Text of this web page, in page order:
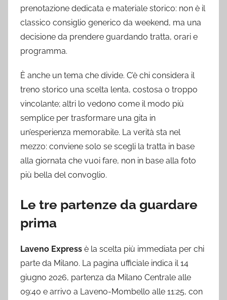
prenotazione dedicata e materiale storico: non è il
classico consiglio generico da weekend, ma una
decisione da prendere guardando tratta, orari e
programma.
È anche un tema che divide. C’è chi considera il
treno storico una scelta lenta, costosa o troppo
vincolante; altri lo vedono come il modo più
semplice per trasformare una gita in
un’esperienza memorabile. La verità sta nel
mezzo: conviene solo se scegli la tratta in base
alla giornata che vuoi fare, non in base alla foto
più bella del convoglio.
Le tre partenze da guardare
prima
Laveno Express è la scelta più immediata per chi
parte da Milano. La pagina ufficiale indica il 14
giugno 2026, partenza da Milano Centrale alle
09:40 e arrivo a Laveno-Mombello alle 11:25, con